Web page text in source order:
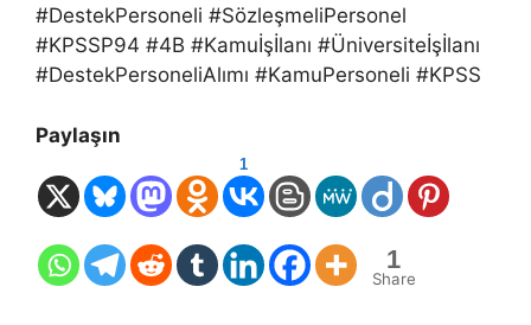
#DestekPersoneli #SözleşmeliPersonel
#KPSSP94 #4B #Kamuİşİlanı #Üniversiteİşİlanı
#DestekPersoneliAlımı #KamuPersoneli #KPSS
Paylaşın
1
1
Share